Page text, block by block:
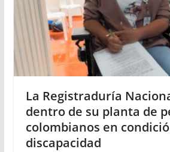
La Registraduría
dentro de su planta de
colombianos en
discapacidad